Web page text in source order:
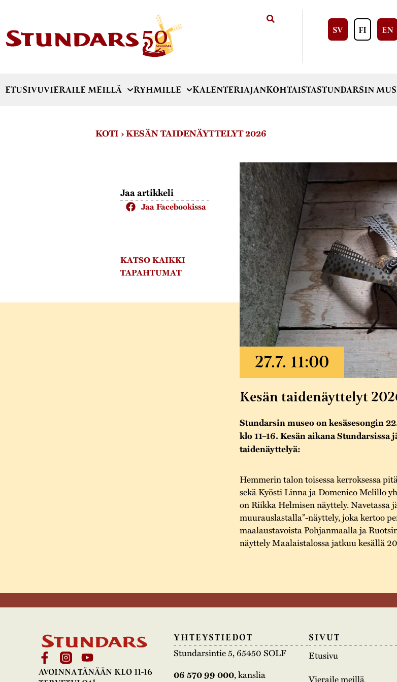
SV FI EN
ETUSIVUVIERAILE MEILLÄ RYHMILLE KALENTERIAJANKOHTAISTASTUNDARSIN
KOTI ›KESÄN TAIDENÄYTTELYT 2026
Jaa artikkeli
Jaa Facebookissa
KATSO KAIKKI
TAPAHTUMAT
Kesän taidenäyttelyt
Stundarsin museo on kesäsesongin
klo 11–16. Kesän aikana Stundarsissa
taidenäyttelyä:
Hemmerin talon toisessa kerroksessa
sekä Kyösti Linna ja Domenico Melillo
on Riikka Helmisen näyttely. Navetassa
muurauslastalla”-näyttely, joka kertoo
maalaustavoista Pohjanmaalla ja
näyttely Maalaistalossa jatkuu kesällä
AVOINNA TÄNÄÄN KLO 11-16
YHTEYSTIEDOT
Stundarsintie 5, 65450 SOLF
06 570 99 000, kanslia
SIVUT
Etusivu
Vieraile meillä